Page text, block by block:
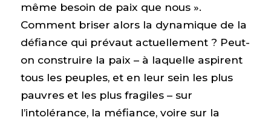
même besoin de paix que nous ».
Comment briser alors la dynamique de la
défiance qui prévaut actuellement ? Peut-
on construire la paix – à laquelle aspirent
tous les peuples, et en leur sein les plus
pauvres et les plus fragiles – sur
l’intolérance, la méfiance, voire sur la